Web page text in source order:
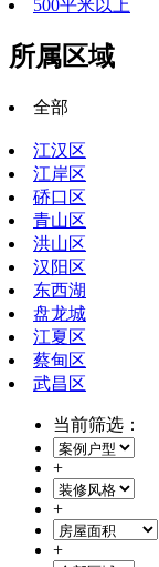
500平米以上
所属区域
全部
江汉区
江岸区
硚口区
青山区
洪山区
汉阳区
东西湖
盘龙城
江夏区
蔡甸区
武昌区
当前筛选：
+
+
+